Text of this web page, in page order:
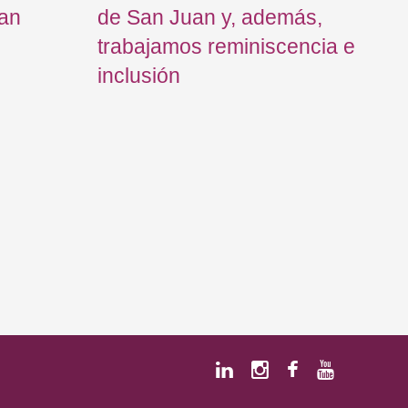
de San Juan y, además,
trabajamos reminiscencia e
inclusión